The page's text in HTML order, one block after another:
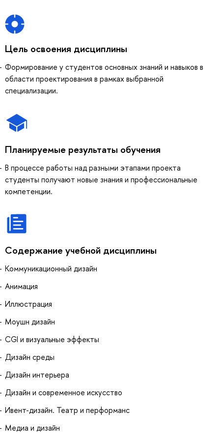
Цель освоения дисциплины
Формирование у студентов основных знаний и навыков в
области проектирования в рамках выбранной
специализации.
Планируемые результаты обучения
В процессе работы над разными этапами проекта
студенты получают новые знания и профессиональные
компетенции.
Содержание учебной дисциплины
Коммуникационный дизайн
Анимация
Иллюстрация
Моушн дизайн
CGI и визуальные эффекты
Дизайн среды
Дизайн интерьера
Дизайн и современное искусство
Ивент-дизайн. Театр и перформанс
Медиа и дизайн